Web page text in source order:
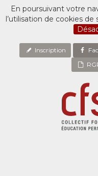
En poursuivant votre
l’utilisation de cookies
Inscription